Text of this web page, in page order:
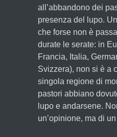
all’abbandono dei
presenza del lupo.
che forse non è
durate le serate: in
Francia, Italia,
Svizzera), non si è a
singola regione di
pastori abbiano
lupo e andarsene.
un’opinione, ma di